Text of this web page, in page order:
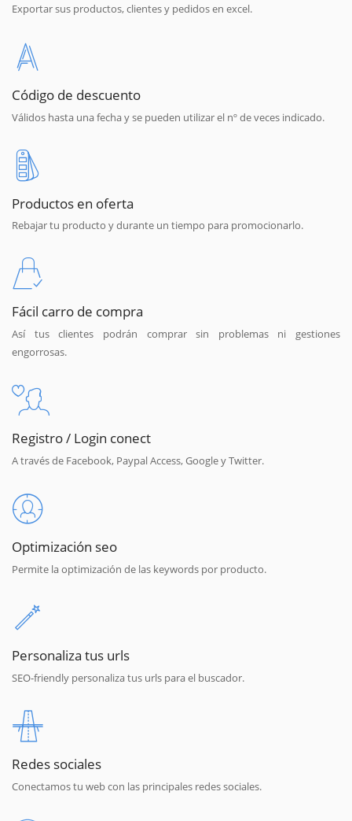
Exportar sus productos, clientes y pedidos en excel.
Código de descuento
Válidos hasta una fecha y se pueden utilizar el nº de veces indicado.
Productos en oferta
Rebajar tu producto y durante un tiempo para promocionarlo.
Fácil carro de compra
Así tus clientes podrán comprar sin problemas ni gestiones
engorrosas.
Registro / Login conect
A través de Facebook, Paypal Access, Google y Twitter.
Optimización seo
Permite la optimización de las keywords por producto.
Personaliza tus urls
SEO-friendly personaliza tus urls para el buscador.
Redes sociales
Conectamos tu web con las principales redes sociales.